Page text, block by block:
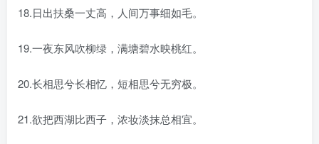
18.日出扶桑一丈高，人间万事细如毛。
19.一夜东风吹柳绿，满塘碧水映桃红。
20.长相思兮长相忆，短相思兮无穷极。
21.欲把西湖比西子，浓妆淡抹总相宜。